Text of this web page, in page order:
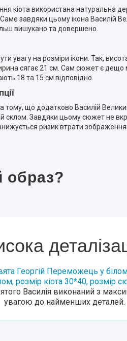
кіота використана натуральна
завдяки цьому ікона Василій
вишукано та довершено.
увагу на розміри ікони. Так,
сягає 21 см. Сам сюжет є
18 та 15 см відповідно.
тому, що додатково Василій
склом. Завдяки цьому сюжет не
ризик втрати
образ?
Георгій Переможець у
розмір кіота 30*40, розмір
Василія виконаний з
увагою до найменших деталей.